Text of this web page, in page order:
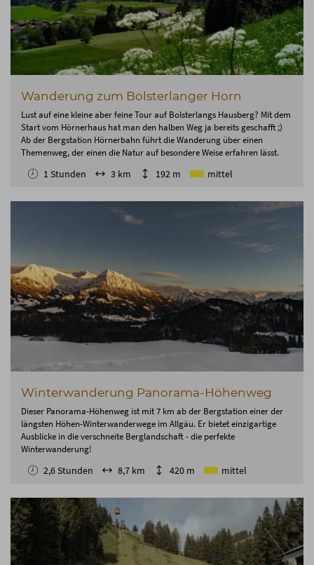
Wanderung zum Bolsterlanger Horn
Lust auf eine kleine aber feine Tour auf Bolsterlangs Hausberg? Mit dem
Start vom Hörnerhaus hat man den halben Weg ja bereits geschafft ;)
Ab der Bergstation Hörnerbahn führt die Wanderung über einen
Themenweg, der einen die Natur auf besondere Weise erfahren lässt.
1 Stunden 3 km 192 m mittel
Winterwanderung Panorama-Höhenweg
Dieser Panorama-Höhenweg ist mit 7 km ab der Bergstation einer der
längsten Höhen-Winterwanderwege im Allgäu. Er bietet einzigartige
Ausblicke in die verschneite Berglandschaft - die perfekte
Winterwanderung!
2,6 Stunden 8,7 km 420 m mittel